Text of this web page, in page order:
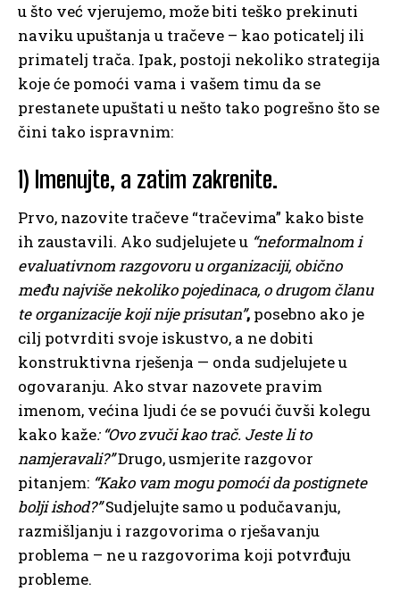
u što već vjerujemo, može biti teško prekinuti
naviku upuštanja u tračeve – kao poticatelj ili
primatelj trača. Ipak, postoji nekoliko strategija
koje će pomoći vama i vašem timu da se
prestanete upuštati u nešto tako pogrešno što se
čini tako ispravnim:
1) Imenujte, a zatim zakrenite.
Prvo, nazovite tračeve “tračevima” kako biste
ih zaustavili. Ako sudjelujete u “neformalnom i
evaluativnom razgovoru u organizaciji, obično
među najviše nekoliko pojedinaca, o drugom članu
te organizacije koji nije prisutan”, posebno ako je
cilj potvrditi svoje iskustvo, a ne dobiti
konstruktivna rješenja — onda sudjelujete u
ogovaranju. Ako stvar nazovete pravim
imenom, većina ljudi će se povući čuvši kolegu
kako kaže: “Ovo zvuči kao trač. Jeste li to
namjeravali?”Drugo, usmjerite razgovor
pitanjem: “Kako vam mogu pomoći da postignete
bolji ishod?”Sudjelujte samo u podučavanju,
razmišljanju i razgovorima o rješavanju
problema – ne u razgovorima koji potvrđuju
probleme.